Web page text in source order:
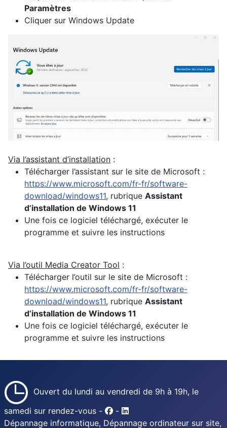
Paramètres
Cliquer sur Windows Update
Via l’assistant d’installation :
Télécharger l’assistant sur le site de Microsoft :
https://www.microsoft.com/fr-fr/software-
download/windows11, rubrique Assistant
d’installation de Windows 11
Une fois ce logiciel téléchargé, exécuter le
programme et suivre les instructions
Via l’outil Media Creator Tool :
Télécharger l’outil sur le site de Microsoft :
https://www.microsoft.com/fr-fr/software-
download/windows11, rubrique Assistant
d’installation de Windows 11
Une fois ce logiciel téléchargé, exécuter le
programme et suivre les instructions
Ouvert du lundi au vendredi de 9h à 19h, le
samedi sur rendez-vous -
-
Dépannage informatique, Dépannage ordinateur sur site,